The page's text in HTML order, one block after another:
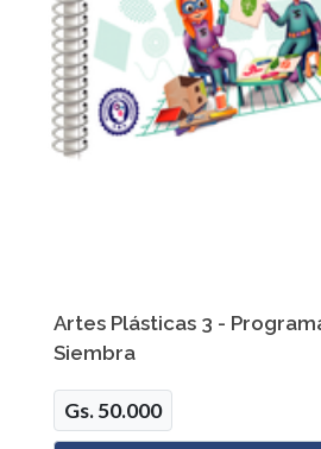
Artes Plásticas 3 -
Siembra
Gs. 50.000